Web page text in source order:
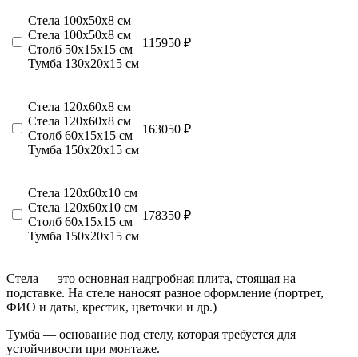
Стела 100х50х8 см
Стела 100х50х8 см
Столб 50х15х15 см
Тумба 130х20х15 см
115950 ₽
Стела 120х60х8 см
Стела 120х60х8 см
Столб 60х15х15 см
Тумба 150х20х15 см
163050 ₽
Стела 120х60х10 см
Стела 120х60х10 см
Столб 60х15х15 см
Тумба 150х20х15 см
178350 ₽
Стела — это основная надгробная плита, стоящая на
подставке. На стеле наносят разное оформление (портрет,
ФИО и даты, крестик, цветочки и др.)
Тумба — основание под стелу, которая требуется для
устойчивости при монтаже.